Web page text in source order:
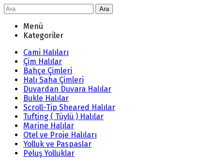
Ara
Menü
Kategoriler
Cami Halıları
Çim Halılar
Bahçe Çimleri
Halı Saha Çimleri
Duvardan Duvara Halılar
Bukle Halılar
Scroll-Tip Sheared Halılar
Tufting ( Tüylü ) Halılar
Marine Halılar
Otel ve Proje Halıları
Yolluk ve Paspaslar
Peluş Yolluklar